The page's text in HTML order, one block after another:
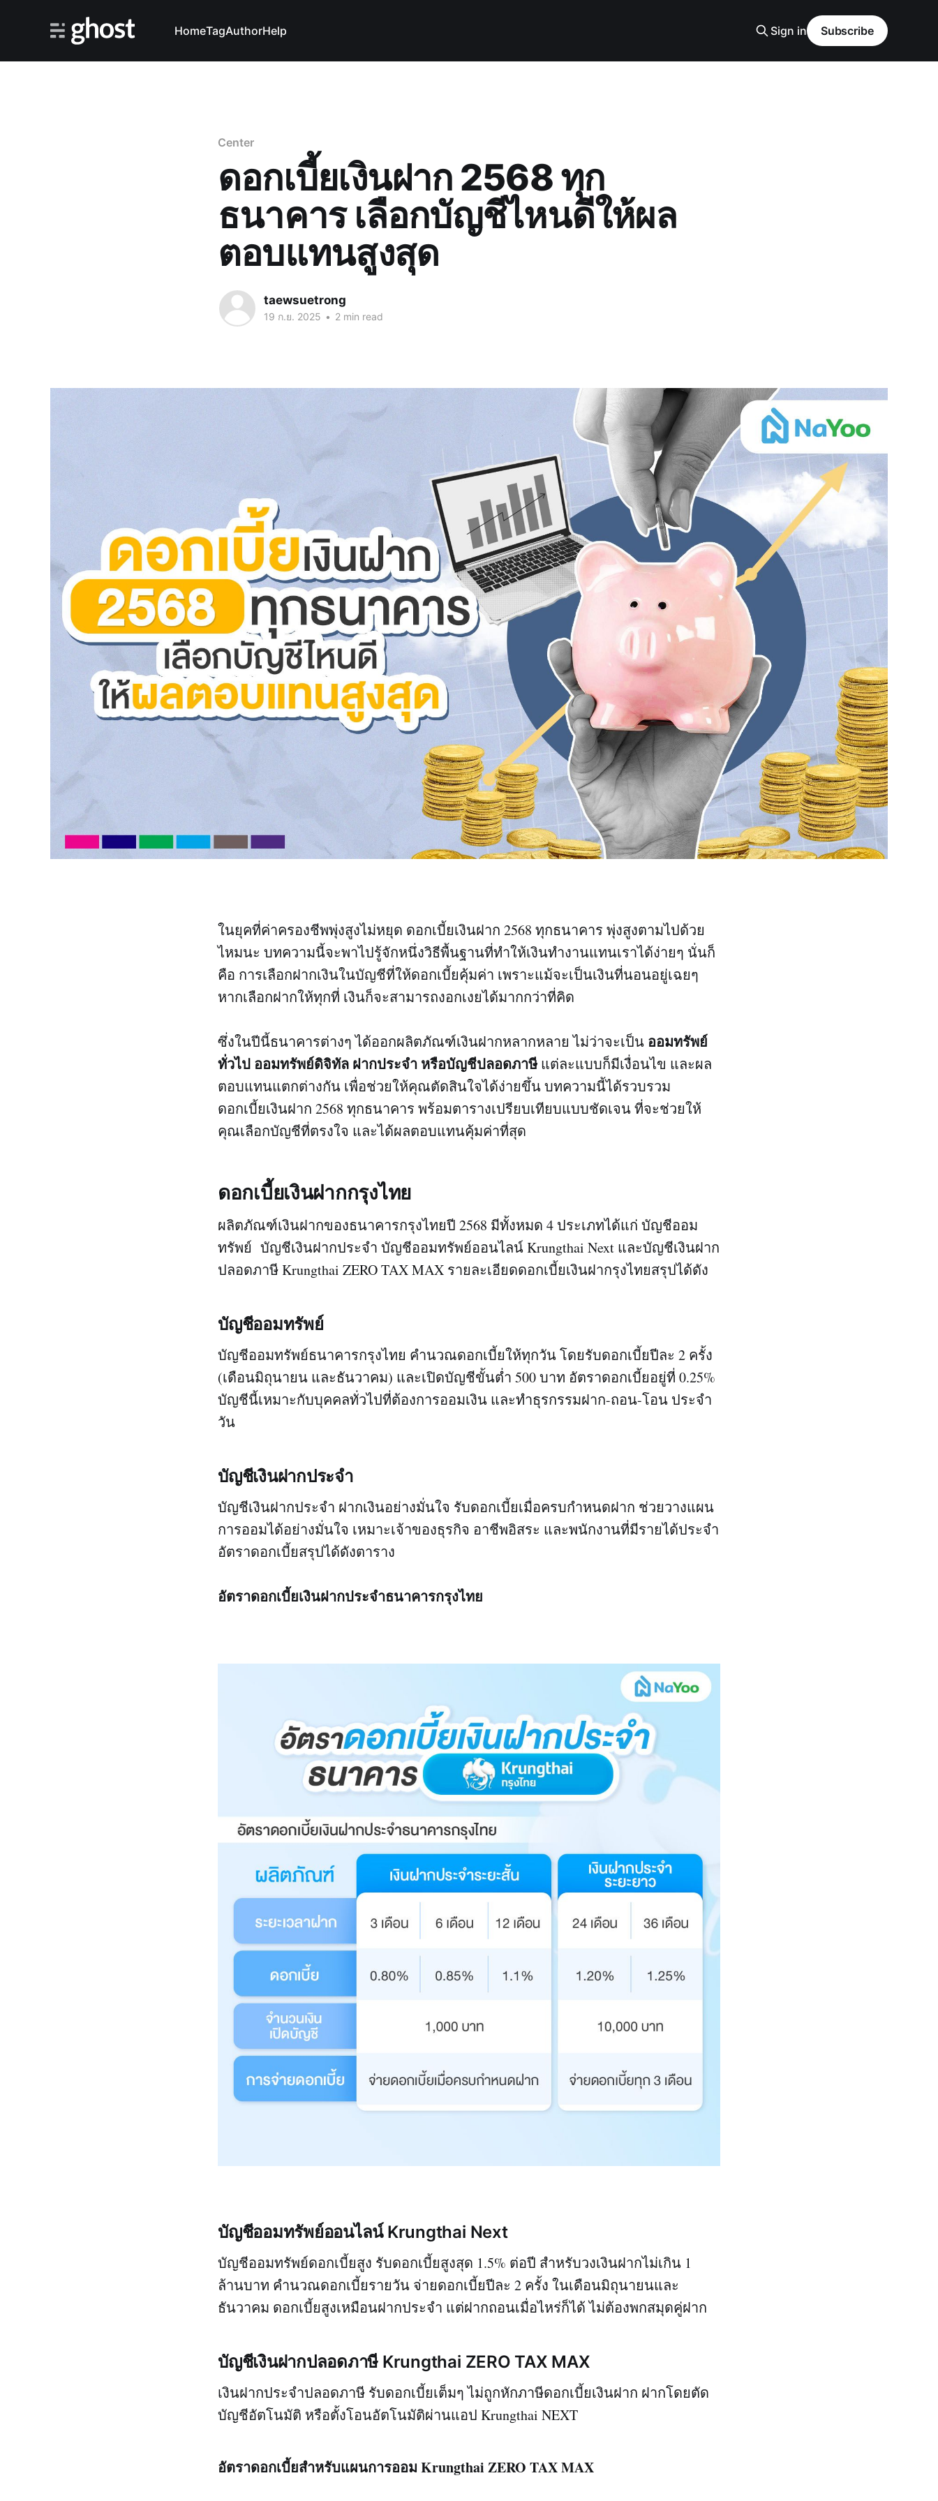
HomeTagAuthorHelp Sign in Subscribe
Center
ดอกเบี้ยเงินฝาก 2568 ทุก
ธนาคาร เลือกบัญชีไหนดีให้ผล
ตอบแทนสูงสุด
taewsuetrong
19 ก.ย. 2025 • 2 min read
ในยุคที่ค่าครองชีพพุ่งสูงไม่หยุด ดอกเบี้ยเงินฝาก 2568 ทุกธนาคาร พุ่งสูงตามไปด้วย
ไหมนะ บทความนี้จะพาไปรู้จักหนึ่งวิธีพื้นฐานที่ทำให้เงินทำงานแทนเราได้ง่ายๆ นั่นก็
คือ การเลือกฝากเงินในบัญชีที่ให้ดอกเบี้ยคุ้มค่า เพราะแม้จะเป็นเงินที่นอนอยู่เฉยๆ
หากเลือกฝากให้ทุกที่ เงินก็จะสามารถงอกเงยได้มากกว่าที่คิด
ซึ่งในปีนี้ธนาคารต่างๆ ได้ออกผลิตภัณฑ์เงินฝากหลากหลาย ไม่ว่าจะเป็น ออมทรัพย์
ทั่วไป ออมทรัพย์ดิจิทัล ฝากประจำ หรือบัญชีปลอดภาษีแต่ละแบบก็มีเงื่อนไข และผล
ตอบแทนแตกต่างกัน เพื่อช่วยให้คุณตัดสินใจได้ง่ายขึ้น บทความนี้ได้รวบรวม
ดอกเบี้ยเงินฝาก 2568 ทุกธนาคาร พร้อมตารางเปรียบเทียบแบบชัดเจน ที่จะช่วยให้
คุณเลือกบัญชีที่ตรงใจ และได้ผลตอบแทนคุ้มค่าที่สุด
ดอกเบี้ยเงินฝากกรุงไทย
ผลิตภัณฑ์เงินฝากของธนาคารกรุงไทยปี 2568 มีทั้งหมด 4 ประเภทได้แก่ บัญชีออม
ทรัพย์ บัญชีเงินฝากประจำ บัญชีออมทรัพย์ออนไลน์ Krungthai Next และบัญชีเงินฝาก
ปลอดภาษี Krungthai ZERO TAX MAX รายละเอียดดอกเบี้ยเงินฝากรุงไทยสรุปได้ดัง
บัญชีออมทรัพย์
บัญชีออมทรัพย์ธนาคารกรุงไทย คำนวณดอกเบี้ยให้ทุกวัน โดยรับดอกเบี้ยปีละ 2 ครั้ง
(เดือนมิถุนายน และธันวาคม) และเปิดบัญชีขั้นต่ำ 500 บาท อัตราดอกเบี้ยอยู่ที่ 0.25%
บัญชีนี้เหมาะกับบุคคลทั่วไปที่ต้องการออมเงิน และทำธุรกรรมฝาก-ถอน-โอน ประจำ
วัน
บัญชีเงินฝากประจำ
บัญชีเงินฝากประจำ ฝากเงินอย่างมั่นใจ รับดอกเบี้ยเมื่อครบกำหนดฝาก ช่วยวางแผน
การออมได้อย่างมั่นใจ เหมาะเจ้าของธุรกิจ อาชีพอิสระ และพนักงานที่มีรายได้ประจำ
อัตราดอกเบี้ยสรุปได้ดังตาราง
อัตราดอกเบี้ยเงินฝากประจำธนาคารกรุงไทย
บัญชีออมทรัพย์ออนไลน์ Krungthai Next
บัญชีออมทรัพย์ดอกเบี้ยสูง รับดอกเบี้ยสูงสุด 1.5% ต่อปี สำหรับวงเงินฝากไม่เกิน 1
ล้านบาท คำนวณดอกเบี้ยรายวัน จ่ายดอกเบี้ยปีละ 2 ครั้ง ในเดือนมิถุนายนและ
ธันวาคม ดอกเบี้ยสูงเหมือนฝากประจำ แต่ฝากถอนเมื่อไหร่ก็ได้ ไม่ต้องพกสมุดคู่ฝาก
บัญชีเงินฝากปลอดภาษี Krungthai ZERO TAX MAX
เงินฝากประจำปลอดภาษี รับดอกเบี้ยเต็มๆ ไม่ถูกหักภาษีดอกเบี้ยเงินฝาก ฝากโดยตัด
บัญชีอัตโนมัติ หรือตั้งโอนอัตโนมัติผ่านแอป Krungthai NEXT
อัตราดอกเบี้ยสำหรับแผนการออม Krungthai ZERO TAX MAX